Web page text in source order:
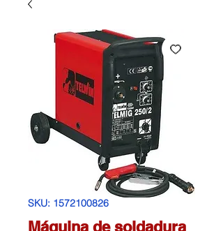
SKU: 1572100826
Máquina de soldadura